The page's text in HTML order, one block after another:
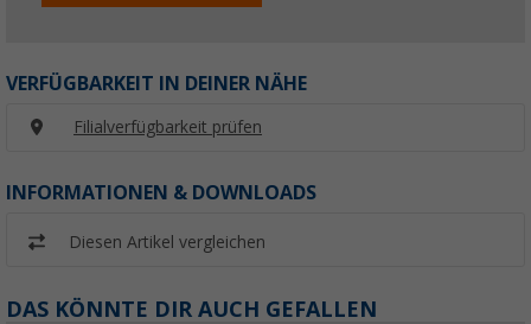
VERFÜGBARKEIT IN DEINER NÄHE
Filialverfügbarkeit prüfen
INFORMATIONEN & DOWNLOADS
Diesen Artikel vergleichen
DAS KÖNNTE DIR AUCH GEFALLEN